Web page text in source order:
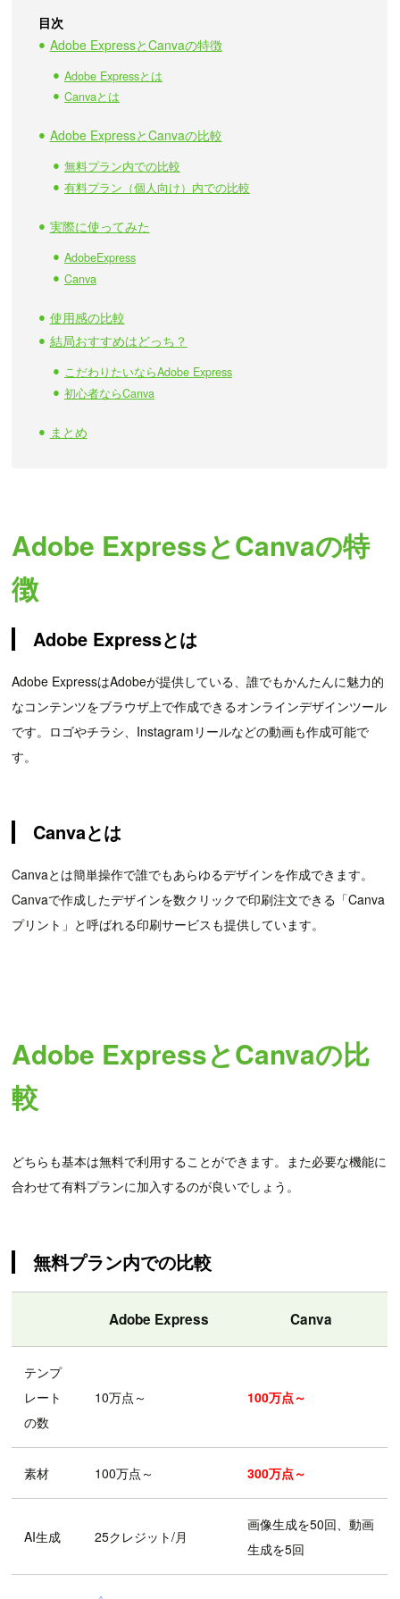
目次
Adobe ExpressとCanvaの特徴
Adobe Expressとは
Canvaとは
Adobe ExpressとCanvaの比較
無料プラン内での比較
有料プラン（個人向け）内での比較
実際に使ってみた
AdobeExpress
Canva
使用感の比較
結局おすすめはどっち？
こだわりたいならAdobe Express
初心者ならCanva
まとめ
Adobe ExpressとCanvaの特
徴
Adobe Expressとは
Adobe ExpressはAdobeが提供している、誰でもかんたんに魅力的
なコンテンツをブラウザ上で作成できるオンラインデザインツール
です。ロゴやチラシ、Instagramリールなどの動画も作成可能で
す。
Canvaとは
Canvaとは簡単操作で誰でもあらゆるデザインを作成できます。
Canvaで作成したデザインを数クリックで印刷注文できる「Canva
プリント」と呼ばれる印刷サービスも提供しています。
Adobe ExpressとCanvaの比
較
どちらも基本は無料で利用することができます。また必要な機能に
合わせて有料プランに加入するのが良いでしょう。
無料プラン内での比較
Adobe Express Canva
テンプ
レート
の数
10万点～ 100万点～
素材 100万点～ 300万点～
AI生成 25クレジット/月
画像生成を50回、動画
生成を5回